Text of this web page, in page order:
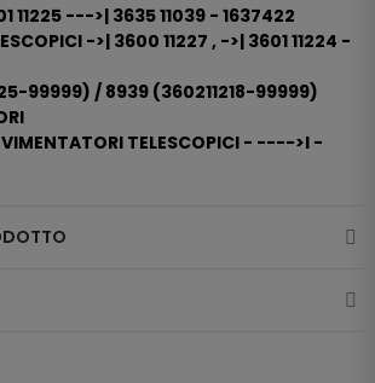
11225 --->| 3635 11039 - 1637422
->| 3600 11227 , ->| 3601 11224 -
99999) / 8939 (360211218-99999)
TELESCOPICI - ---->I -